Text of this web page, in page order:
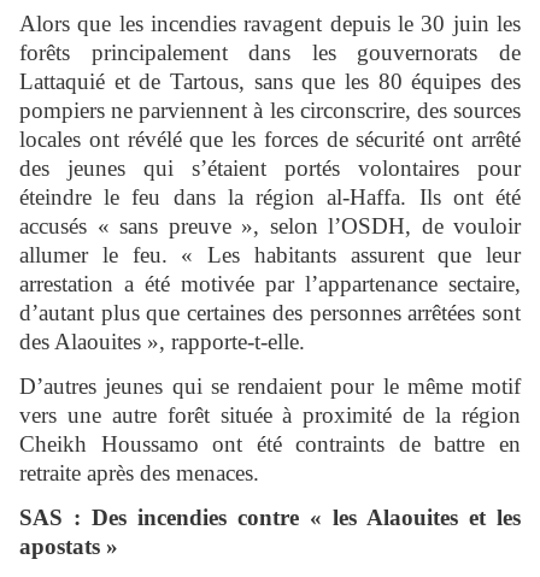
Alors que les incendies ravagent depuis le 30 juin les
forêts principalement dans les gouvernorats de
Lattaquié et de Tartous, sans que les 80 équipes des
pompiers ne parviennent à les circonscrire, des sources
locales ont révélé que les forces de sécurité ont arrêté
des jeunes qui s’étaient portés volontaires pour
éteindre le feu dans la région al-Haffa. Ils ont été
accusés « sans preuve », selon l’OSDH, de vouloir
allumer le feu. « Les habitants assurent que leur
arrestation a été motivée par l’appartenance sectaire,
d’autant plus que certaines des personnes arrêtées sont
des Alaouites », rapporte-t-elle.
D’autres jeunes qui se rendaient pour le même motif
vers une autre forêt située à proximité de la région
Cheikh Houssamo ont été contraints de battre en
retraite après des menaces.
SAS : Des incendies contre « les Alaouites et les
apostats »